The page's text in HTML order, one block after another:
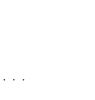
・・